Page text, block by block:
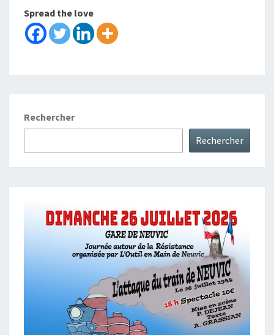
Spread the love
Rechercher
Rechercher